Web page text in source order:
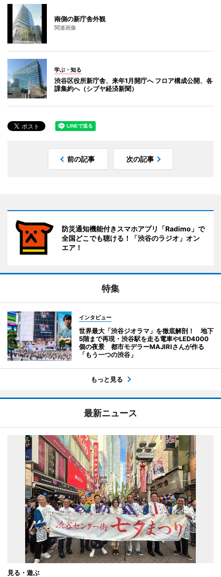
南側の新庁舎外観
関連画像
学ぶ・知る
渋谷区役所新庁舎、来年1月開庁へ フロア構成公開、各
課集約へ（シブヤ経済新聞）
前の記事 次の記事
防災通知機能付きスマホアプリ「Radimo」で
全国どこでも聴ける！「渋谷のラジオ」オン
エア！
特集
インタビュー
世界最大「渋谷ジオラマ」を徹底解剖！ 地下
5階まで再現・渋谷駅を走る電車やLED4000
個の夜景 都市モデラーMAJIRIさんが作る
「もう一つの渋谷」
もっと見る
最新ニュース
見る・遊ぶ